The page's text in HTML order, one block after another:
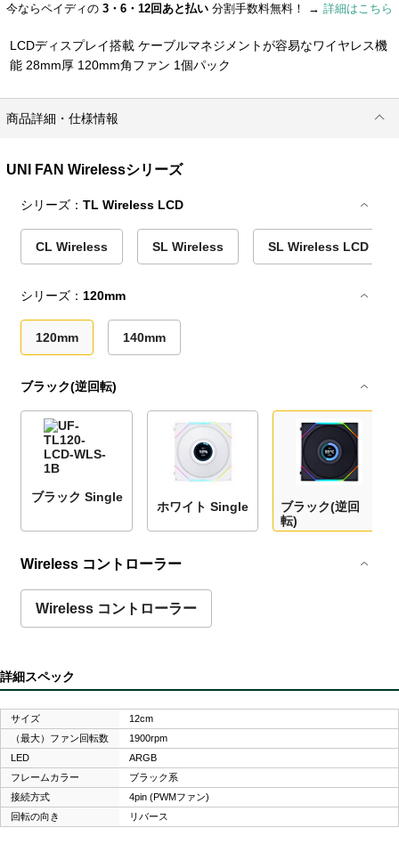
今ならペイディの 3・6・12回あと払い 分割手数料無料！ → 詳細はこちら
LCDディスプレイ搭載 ケーブルマネジメントが容易なワイヤレス機
能 28mm厚 120mm角ファン 1個パック
商品詳細・仕様情報
UNI FAN Wirelessシリーズ
シリーズ：TL Wireless LCD
CL Wireless SL Wireless SL Wireless LCD
シリーズ： 120mm
120mm 140mm
ブラック(逆回転)
ブラック Single
ホワイト Single
ブラック(逆回
転)
Wireless コントローラー
Wireless コントローラー
詳細スペック
サイズ
12cm
（最大）ファン回転数
1900rpm
LED
ARGB
フレームカラー
ブラック系
接続方式
4pin (PWMファン)
回転の向き
リバース